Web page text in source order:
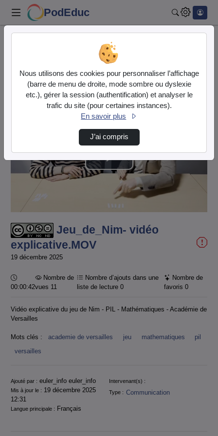
PodEduc
Jeu_de_Nim- vidéo explicative.MOV
Cette vidéo est en mode brouillon.
Lire
la
vidéo
Jeu_de_Nim- vidéo
explicative.MOV
19 décembre 2025
Durée :
00:00:42
Nombre de
vues 11
Nombre d’ajouts dans une
liste de lecture 0
Nombre de
favoris 0
Vidéo explicative du jeu de Nim - PIL - Mathématiques - Académie de
Versailles
Mots clés : academie de versailles jeu mathematiques
pil
versailles
Informations
Ajouté par : euler_info euler_info
Intervenant(s) :
Mis à jour le : 19 décembre 2025
12:31
Type : Communication
Langue principale : Français
Nous utilisons des cookies pour personnaliser l’affichage
(barre de menu de droite, mode sombre ou dyslexie
etc.), gérer la session (authentification) et analyser le
trafic du site (pour certaines instances).
En savoir plus
J’ai compris